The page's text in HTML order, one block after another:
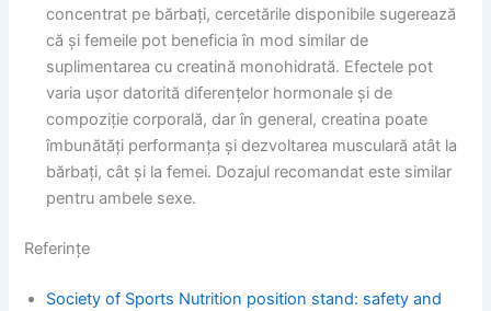
concentrat pe bărbați, cercetările disponibile sugerează
că și femeile pot beneficia în mod similar de
suplimentarea cu creatină monohidrată. Efectele pot
varia ușor datorită diferențelor hormonale și de
compoziție corporală, dar în general, creatina poate
îmbunătăți performanța și dezvoltarea musculară atât la
bărbați, cât și la femei. Dozajul recomandat este similar
pentru ambele sexe.
Referințe
Society of Sports Nutrition position stand: safety and